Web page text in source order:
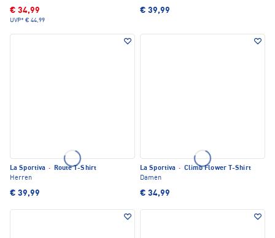
€ 34,99
UVP* € 44,99
€ 39,99
La Sportiva ·
Route T-Shirt
Herren
€ 39,99
La Sportiva · Climb Flower T-Shirt
Damen
€ 34,99